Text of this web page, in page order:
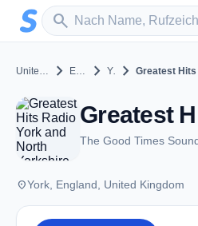
Zum Hauptinhalt springen
search
Sender suchen
United Kingdom chevron_right England chevron_right York chevron_right Greatest
The Good Times
placeYork, England, United Kingdom